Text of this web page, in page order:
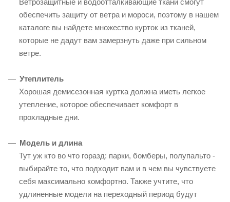
обеспечить защиту от ветра и мороси, поэтому в нашем
каталоге вы найдете множество курток из тканей,
которые не дадут вам замерзнуть даже при сильном
ветре.
Утеплитель
Хорошая демисезонная куртка должна иметь легкое
утепление, которое обеспечивает комфорт в
прохладные дни.
Модель и длина
Тут уж кто во что горазд: парки, бомберы, полупальто -
выбирайте то, что подходит вам и в чем вы чувствуете
себя максимально комфортно. Также учтите, что
удлиненные модели на переходный период будут